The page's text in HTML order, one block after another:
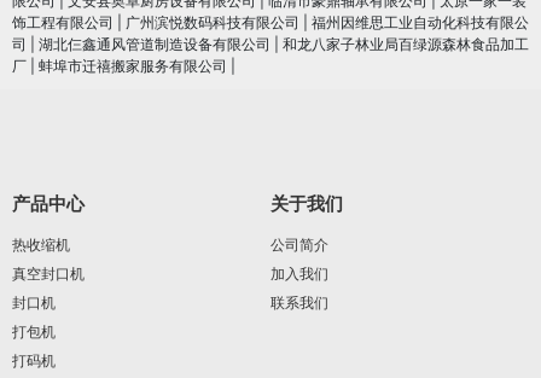
饰工程有限公司
广州滨悦数码科技有限公司
福州因维思工业自动化科技有限公
司
湖北仨鑫通风管道制造设备有限公司
和龙八家子林业局百绿源森林食品加工
厂
蚌埠市迁禧搬家服务有限公司
产品中心
热收缩机
真空封口机
封口机
打包机
打码机
关于我们
公司简介
加入我们
联系我们